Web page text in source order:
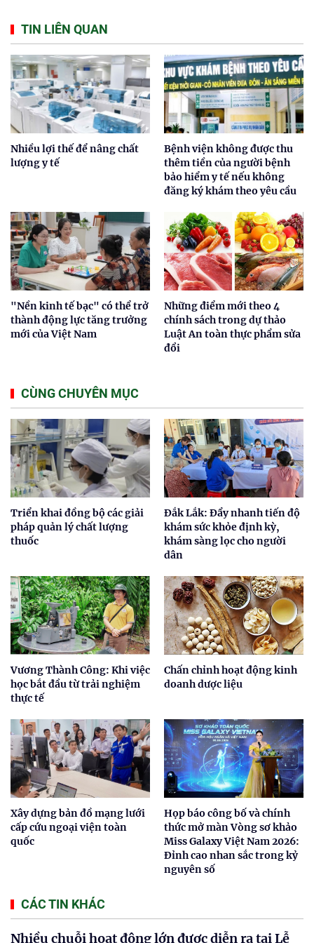
TIN LIÊN QUAN
Nhiều lợi thế để nâng chất
lượng y tế
Bệnh viện không được thu
thêm tiền của người bệnh
bảo hiểm y tế nếu không
đăng ký khám theo yêu cầu
"Nền kinh tế bạc" có thể trở
thành động lực tăng trưởng
mới của Việt Nam
Những điểm mới theo 4
chính sách trong dự thảo
Luật An toàn thực phẩm sửa
đổi
CÙNG CHUYÊN MỤC
Triển khai đồng bộ các giải
pháp quản lý chất lượng
thuốc
Đắk Lắk: Đẩy nhanh tiến độ
khám sức khỏe định kỳ,
khám sàng lọc cho người
dân
Vương Thành Công: Khi việc
học bắt đầu từ trải nghiệm
thực tế
Chấn chỉnh hoạt động kinh
doanh dược liệu
Xây dựng bản đồ mạng lưới
cấp cứu ngoại viện toàn
quốc
Họp báo công bố và chính
thức mở màn Vòng sơ khảo
Miss Galaxy Việt Nam 2026:
Đỉnh cao nhan sắc trong kỷ
nguyên số
CÁC TIN KHÁC
Nhiều chuỗi hoạt động lớn được diễn ra tại Lễ